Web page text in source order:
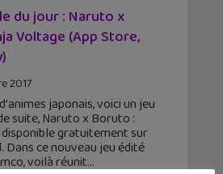
du jour : Naruto x
Voltage (App Store,
2017
japonais, voici un jeu
suite, Naruto x Boruto :
gratuitement sur
Dans ce nouveau jeu édité
voilà réunit